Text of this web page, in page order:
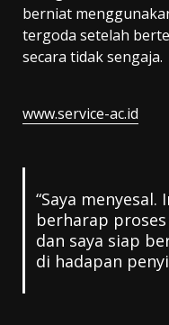
berniat
tergoda setelah
secara tidak sengaja.
www.service-ac.id
“Saya menyesal.
berharap
dan saya siap
di hadapan